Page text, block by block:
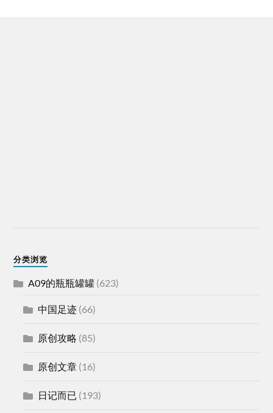
分类浏览
A09的瓶瓶罐罐 (623)
中国足迹 (66)
原创攻略 (85)
原创文章 (16)
日记而已 (193)